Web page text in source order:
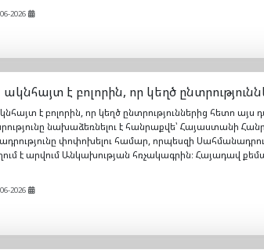
2026
է բոլորին, որ կեղծ
է բոլորին, որ կեղծ ընտրություններից հետո
նախաձեռնելու է հանրաքվե՝ Հայաստանի
փոփոխելու համար, որպեսզի
է արվում Անկախության հռչակագրին։ Հայադավ
2026